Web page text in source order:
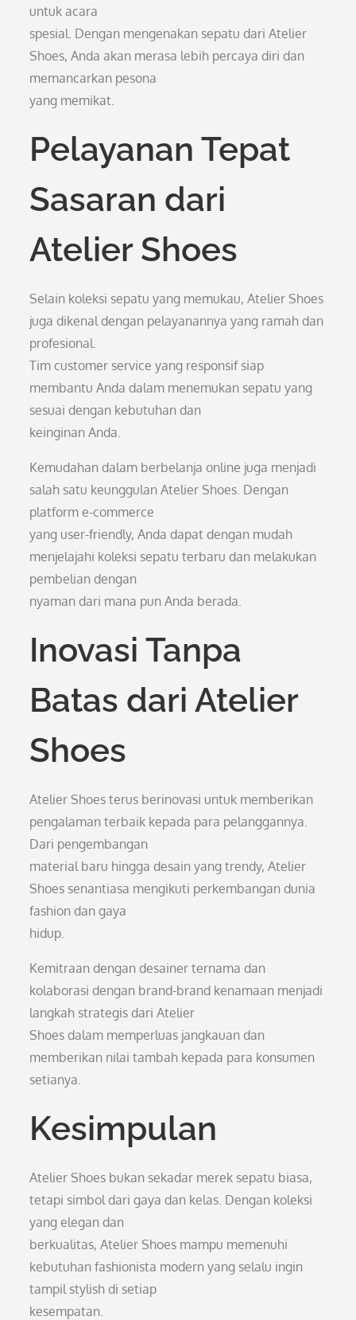
untuk acara
spesial. Dengan mengenakan sepatu dari Atelier
Shoes, Anda akan merasa lebih percaya diri dan
memancarkan pesona
yang memikat.
Pelayanan Tepat
Sasaran dari
Atelier Shoes
Selain koleksi sepatu yang memukau, Atelier Shoes
juga dikenal dengan pelayanannya yang ramah dan
profesional.
Tim customer service yang responsif siap
membantu Anda dalam menemukan sepatu yang
sesuai dengan kebutuhan dan
keinginan Anda.
Kemudahan dalam berbelanja online juga menjadi
salah satu keunggulan Atelier Shoes. Dengan
platform e-commerce
yang user-friendly, Anda dapat dengan mudah
menjelajahi koleksi sepatu terbaru dan melakukan
pembelian dengan
nyaman dari mana pun Anda berada.
Inovasi Tanpa
Batas dari Atelier
Shoes
Atelier Shoes terus berinovasi untuk memberikan
pengalaman terbaik kepada para pelanggannya.
Dari pengembangan
material baru hingga desain yang trendy, Atelier
Shoes senantiasa mengikuti perkembangan dunia
fashion dan gaya
hidup.
Kemitraan dengan desainer ternama dan
kolaborasi dengan brand-brand kenamaan menjadi
langkah strategis dari Atelier
Shoes dalam memperluas jangkauan dan
memberikan nilai tambah kepada para konsumen
setianya.
Kesimpulan
Atelier Shoes bukan sekadar merek sepatu biasa,
tetapi simbol dari gaya dan kelas. Dengan koleksi
yang elegan dan
berkualitas, Atelier Shoes mampu memenuhi
kebutuhan fashionista modern yang selalu ingin
tampil stylish di setiap
kesempatan.